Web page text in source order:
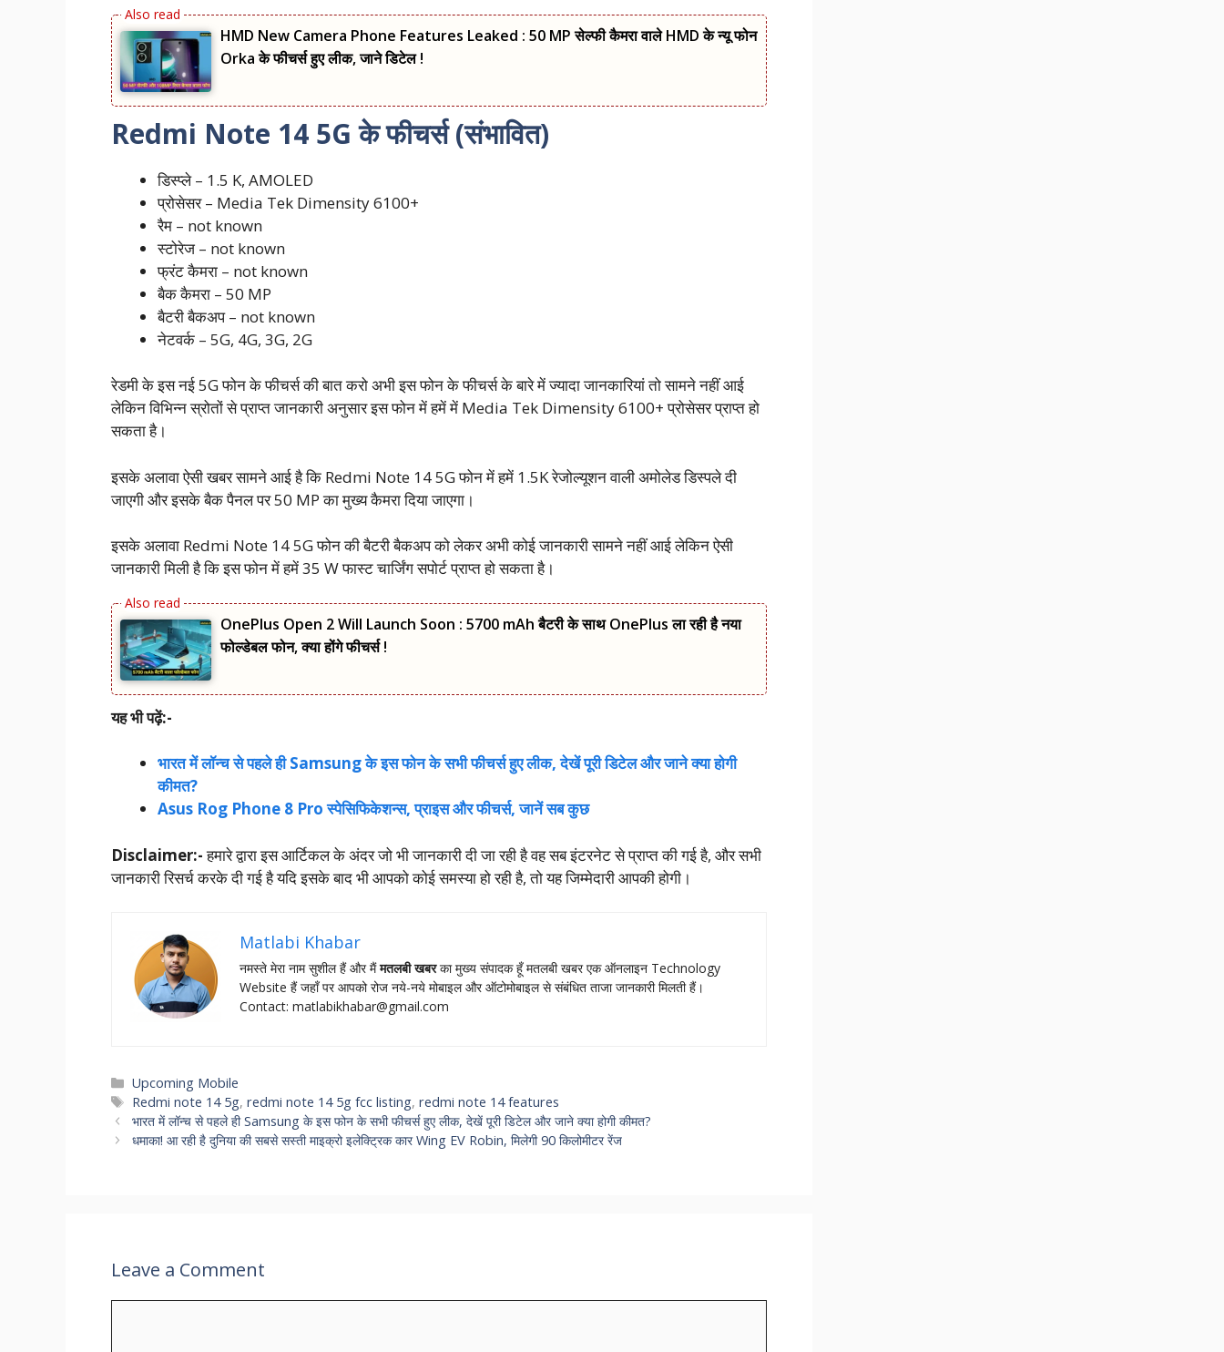
HMD New Camera Phone Features Leaked : 50 MP सेल्फी कैमरा वाले HMD के न्यू फोन
Orka के फीचर्स हुए लीक, जाने डिटेल !
Redmi Note 14 5G के फीचर्स (संभावित)
डिस्प्ले – 1.5 K, AMOLED
प्रोसेसर – Media Tek Dimensity 6100+
रैम – not known
स्टोरेज – not known
फ्रंट कैमरा – not known
बैक कैमरा – 50 MP
बैटरी बैकअप – not known
नेटवर्क‌ – 5G, 4G, 3G, 2G
रेडमी के इस नई 5G फोन के फीचर्स की बात करो अभी इस फोन के फीचर्स के बारे में ज्यादा जानकारियां तो सामने नहीं आई
लेकिन विभिन्न स्रोतों से प्राप्त जानकारी अनुसार इस फोन में हमें में Media Tek Dimensity 6100+ प्रोसेसर प्राप्त हो
सकता है।
इसके अलावा ऐसी खबर सामने आई है कि Redmi Note 14 5G फोन में हमें 1.5K रेजोल्यूशन वाली अमोलेड डिस्पले दी
जाएगी और इसके बैक पैनल पर 50 MP का मुख्य कैमरा दिया जाएगा।
इसके अलावा Redmi Note 14 5G फोन की बैटरी बैकअप को लेकर अभी कोई जानकारी सामने नहीं आई लेकिन ऐसी
जानकारी मिली है कि इस फोन में हमें 35 W फास्ट चार्जिंग सपोर्ट प्राप्त हो सकता है।
OnePlus Open 2 Will Launch Soon : 5700 mAh बैटरी के साथ OnePlus ला रही है नया
फोल्डेबल फोन, क्या होंगे फीचर्स !
यह भी पढ़ें:-
भारत में लॉन्च से पहले ही Samsung के इस फोन के सभी फीचर्स हुए लीक, देखें पूरी डिटेल और जाने क्या होगी
कीमत?
Asus Rog Phone 8 Pro स्‍पेसिफिकेशन्‍स, प्राइस और फीचर्स, जानें सब कुछ
Disclaimer:-हमारे द्वारा इस आर्टिकल के अंदर जो भी जानकारी दी जा रही है वह सब इंटरनेट से प्राप्त की गई है, और सभी
जानकारी रिसर्च करके दी गई है यदि इसके बाद भी आपको कोई समस्या हो रही है, तो यह जिम्मेदारी आपकी होगी।
Matlabi Khabar
नमस्‍ते मेरा नाम सुशील हैं और मैंमतलबी खबरका मुख्‍य संपादक हूँ मतलबी खबर एक ऑनलाइन Technology
Website हैं जहॉं पर आपको रोज नये-नये मोबाइल और ऑटोमोबाइल से संबंधित ताजा जानकारी मिलती हैं।
Contact: matlabikhabar@gmail.com
Categories
Upcoming Mobile
Tags
Redmi note 14 5g,redmi note 14 5g fcc listing,redmi note 14 features
भारत में लॉन्च से पहले ही Samsung के इस फोन के सभी फीचर्स हुए लीक, देखें पूरी डिटेल और जाने क्या होगी कीमत?
धमाका! आ रही है दुनिया की सबसे सस्ती माइक्रो इलेक्ट्रिक कार Wing EV Robin, मिलेगी 90 किलोमीटर रेंज
Leave a Comment